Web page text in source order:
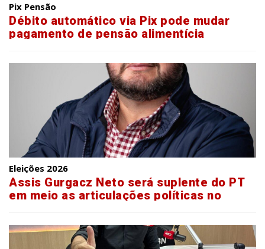
Pix Pensão
Débito automático via Pix pode mudar
pagamento de pensão alimentícia
Eleições 2026
Assis Gurgacz Neto será suplente do PT
em meio as articulações políticas no